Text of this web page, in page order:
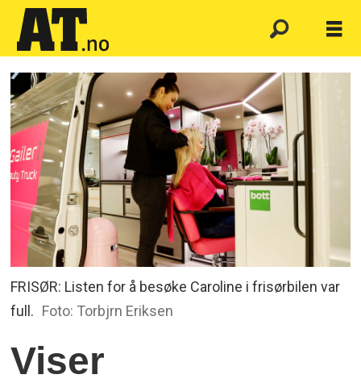
FRISØR: Listen for å besøke Caroline i frisørbilen var
full. Foto: Torbjrn Eriksen
Viser